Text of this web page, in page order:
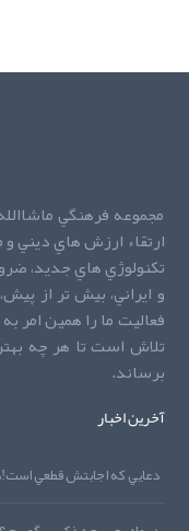
مجموعه فرهنگي
ارتقاء ارزش هاي
تکنولوژي هاي جديد،
و ايراني، بيش تر از
فعاليت ما را همين امر
تلاش است تا هر چه
برساند.
آخرین اخبار